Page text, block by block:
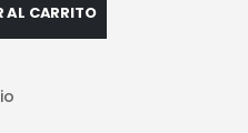
AL CARRITO